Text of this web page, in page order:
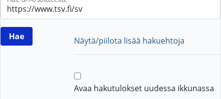
Näytä/piilota lisää hakuehtoja
Avaa hakutulokset uudessa ikkunassa